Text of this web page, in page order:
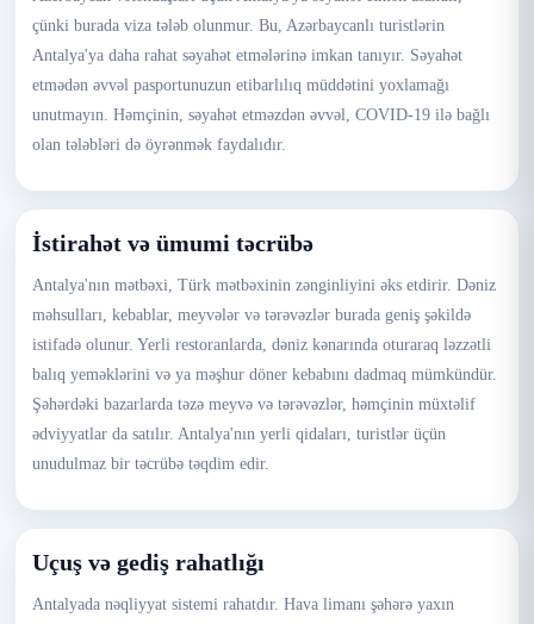
çünki burada viza tələb olunmur. Bu, Azərbaycanlı turistlərin
Antalya'ya daha rahat səyahət etmələrinə imkan tanıyır. Səyahət
etmədən əvvəl pasportunuzun etibarlılıq müddətini yoxlamağı
unutmayın. Həmçinin, səyahət etməzdən əvvəl, COVID-19 ilə bağlı
olan tələbləri də öyrənmək faydalıdır.
İstirahət və ümumi təcrübə
Antalya'nın mətbəxi, Türk mətbəxinin zənginliyini əks etdirir. Dəniz
məhsulları, kebablar, meyvələr və tərəvəzlər burada geniş şəkildə
istifadə olunur. Yerli restoranlarda, dəniz kənarında oturaraq ləzzətli
balıq yeməklərini və ya məşhur döner kebabını dadmaq mümkündür.
Şəhərdəki bazarlarda təzə meyvə və tərəvəzlər, həmçinin müxtəlif
ədviyyatlar da satılır. Antalya'nın yerli qidaları, turistlər üçün
unudulmaz bir təcrübə təqdim edir.
Uçuş və gediş rahatlığı
Antalyada nəqliyyat sistemi rahatdır. Hava limanı şəhərə yaxın